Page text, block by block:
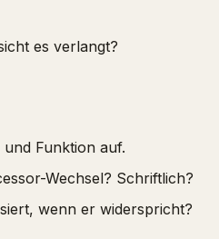
es verlangt?
Funktion auf.
Wechsel? Schriftlich?
wenn er widerspricht?